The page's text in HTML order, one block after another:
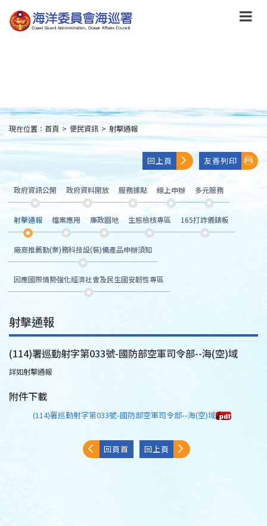
到
主
:::
現在位置： 首頁 > 便民資訊 > 射擊通報
回上頁 友善列印
政府資訊公開 政府資料開放 服務據點 線上申辦 多元服務
射擊通報 檔案應用 廉政園地 生態檢核專區 165打詐儀錶板
廠商推薦勤(業)務科技設(裝)備產品申辦須知
因應國際情勢強化經濟社會及民生國安韌性專區
射擊通報
(114)署巡勤射字第033號-國防部空軍司令部--海(空)域
詳如射擊通報
附件下載
(114)署巡勤射字第033號-國防部空軍司令部--海(空)域
回頁首 回上頁